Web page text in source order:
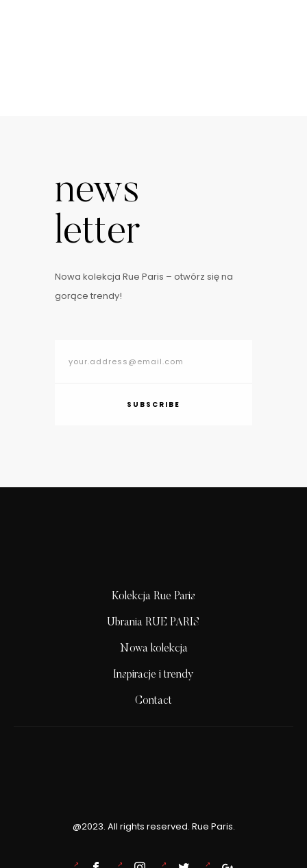
news
letter
Nowa kolekcja Rue Paris – otwórz się na
gorące trendy!
SUBSCRIBE
Kolekcja Rue Paris
Ubrania RUE PARIS
Nowa kolekcja
Inspiracje i trendy
Contact
@2023. All rights reserved. Rue Paris.